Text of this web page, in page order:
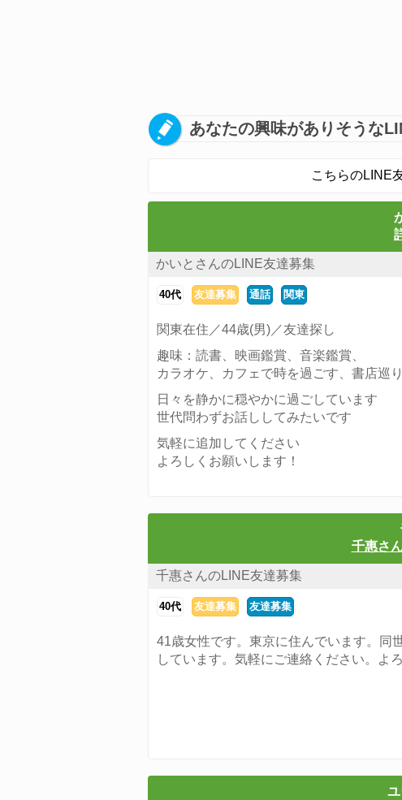
あなたの興味がありそうな
こちらのLINE
かいとさんのLINE友達募集
40代 友達募集 通話 関東
関東在住／44歳(男)／友達探し
趣味：読書、映画鑑賞、音楽鑑賞、
カラオケ、カフェで時を過ごす、書店巡
日々を静かに穏やかに過ごしています
世代問わずお話ししてみたいです
気軽に追加してください
よろしくお願いします！
千惠さ
千惠さんのLINE友達募集
40代 友達募集 友達募集
41歳女性です。東京に住んでいます。同
しています。気軽にご連絡ください。よ